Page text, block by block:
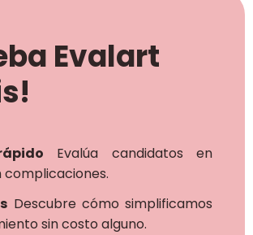
Evalart
Evalúa candidatos en
complicaciones.
Descubre cómo simplificamos
sin costo alguno.